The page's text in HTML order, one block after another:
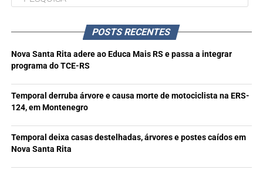
POSTS RECENTES
Nova Santa Rita adere ao Educa Mais RS e passa a integrar
programa do TCE-RS
Temporal derruba árvore e causa morte de motociclista na ERS-
124, em Montenegro
Temporal deixa casas destelhadas, árvores e postes caídos em
Nova Santa Rita